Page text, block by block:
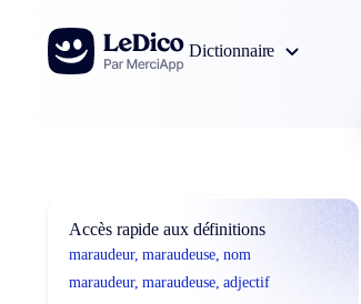
Aller au contenu
Dictionnaire
Accès rapide aux définitions
maraudeur, maraudeuse, nom
maraudeur, maraudeuse, adjectif